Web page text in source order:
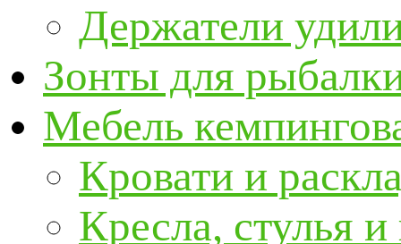
Держатели
Зонты для
Мебель
Кровати и
Кресла, стулья